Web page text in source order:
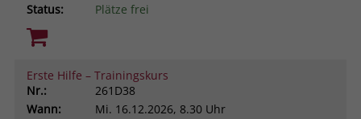
Status:
Plätze frei
Erste Hilfe – Trainingskurs
Nr.:
261D38
Wann:
Mi. 16.12.2026, 8.30 Uhr